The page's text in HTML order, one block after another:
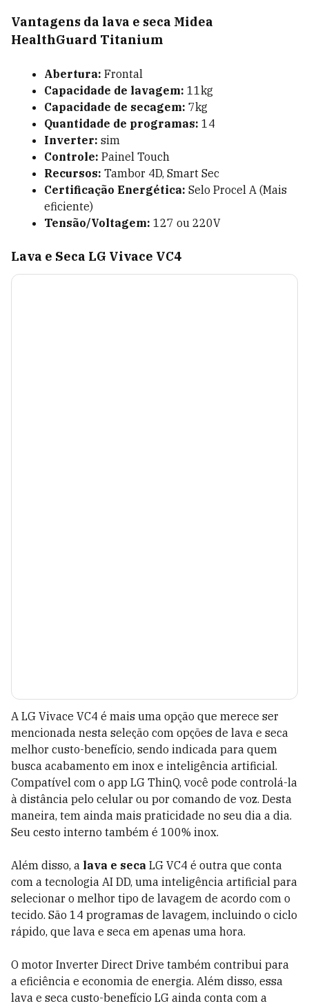
Vantagens da lava e seca Midea
HealthGuard Titanium
Abertura: Frontal
Capacidade de lavagem: 11kg
Capacidade de secagem: 7kg
Quantidade de programas: 14
Inverter: sim
Controle: Painel Touch
Recursos: Tambor 4D, Smart Sec
Certificação Energética: Selo Procel A (Mais
eficiente)
Tensão/Voltagem: 127 ou 220V
Lava e Seca LG Vivace VC4
A LG Vivace VC4 é mais uma opção que merece ser
mencionada nesta seleção com opções de lava e seca
melhor custo-benefício, sendo indicada para quem
busca acabamento em inox e inteligência artificial.
Compatível com o app LG ThinQ, você pode controlá-la
à distância pelo celular ou por comando de voz. Desta
maneira, tem ainda mais praticidade no seu dia a dia.
Seu cesto interno também é 100% inox.
Além disso, a lava e seca LG VC4 é outra que conta
com a tecnologia AI DD, uma inteligência artificial para
selecionar o melhor tipo de lavagem de acordo com o
tecido. São 14 programas de lavagem, incluindo o ciclo
rápido, que lava e seca em apenas uma hora.
O motor Inverter Direct Drive também contribui para
a eficiência e economia de energia. Além disso, essa
lava e seca custo-benefício LG ainda conta com a